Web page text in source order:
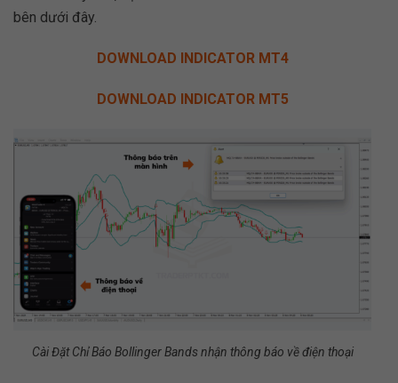
bên dưới đây.
DOWNLOAD INDICATOR MT4
DOWNLOAD INDICATOR MT5
Cài Đặt Chỉ Báo Bollinger Bands nhận thông báo về điện thoại